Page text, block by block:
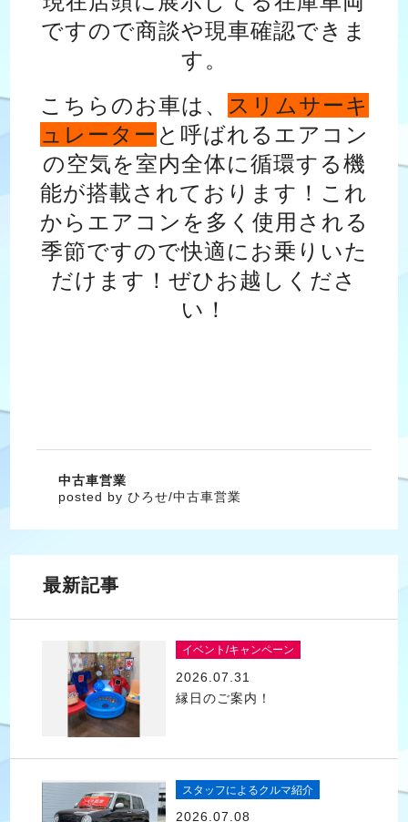
ですので商談や現車確認できま
す。
こちらのお車は、
スリムサーキ
ュレーター と呼ばれるエアコン
の空気を室内全体に循環する機
能が搭載されております！これ
からエアコンを多く使用される
季節ですので快適にお乗りいた
だけます！ぜひお越しくださ
い！
中古車営業
posted by ひろせ/中古車営業
最新記事
イベント/キャンペーン
2026.07.31
縁日のご案内！
スタッフによるクルマ紹介
2026.07.08